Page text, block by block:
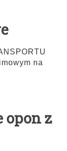
na
opon z